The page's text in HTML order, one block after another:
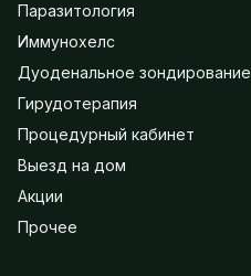
Паразитология
Иммунохелс
Дуоденальное зондирование
Гирудотерапия
Процедурный кабинет
Выезд на дом
Акции
Прочее